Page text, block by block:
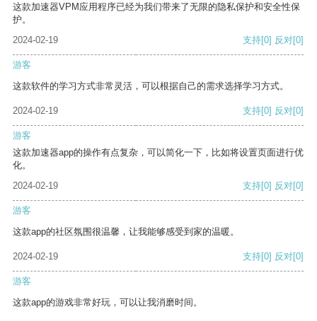
这款加速器VPM应用程序已经为我们带来了无限的隐私保护和安全性保
护。
2024-02-19
支持[0] 反对[0]
游客
这款软件的学习方式非常灵活，可以根据自己的需求选择学习方式。
2024-02-19 支持[0] 反对[0]
游客
这款加速器app的操作有点复杂，可以简化一下，比如将设置页面进行优
化。
2024-02-19
支持[0] 反对[0]
游客
这款app的社区氛围很温馨，让我能够感受到家的温暖。
2024-02-19 支持[0] 反对[0]
游客
这款app的游戏非常好玩，可以让我消磨时间。